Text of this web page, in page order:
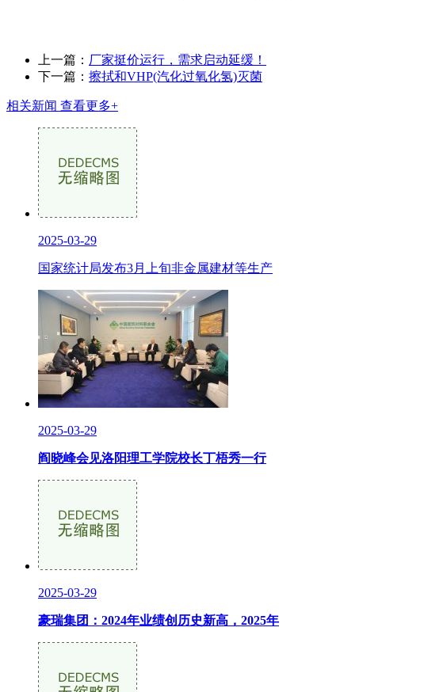
上一篇： 厂家挺价运行，需求启动延缓！
下一篇： 擦拭和VHP(汽化过氧化氢)灭菌
相关新闻 查看更多+
2025-03-29
国家统计局发布3月上旬非金属建材等生产
2025-03-29
阎晓峰会见洛阳理工学院校长丁梧秀一行
2025-03-29
豪瑞集团：2024年业绩创历史新高，2025年